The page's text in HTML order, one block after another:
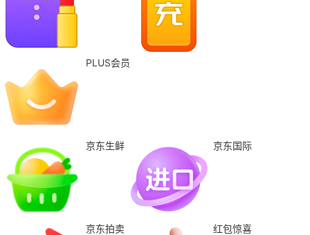
PLUS会员
京东生鲜 京东国际
京东拍卖 红包惊喜